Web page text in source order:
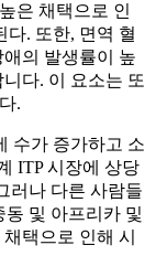
은 채택으로 인
다. 또한, 면역 혈
의 발생률이 높
다. 이 요소는 또
.
수가 증가하고 소
ITP 시장에 상당
러나 다른 사람들
및 아프리카 및
택으로 인해 시